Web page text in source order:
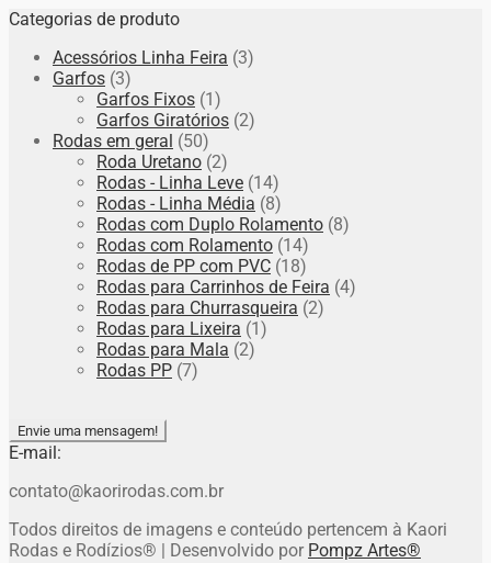
Categorias de produto
Acessórios Linha Feira (3)
Garfos (3)
Garfos Fixos (1)
Garfos Giratórios (2)
Rodas em geral (50)
Roda Uretano (2)
Rodas - Linha Leve (14)
Rodas - Linha Média (8)
Rodas com Duplo Rolamento (8)
Rodas com Rolamento (14)
Rodas de PP com PVC (18)
Rodas para Carrinhos de Feira (4)
Rodas para Churrasqueira (2)
Rodas para Lixeira (1)
Rodas para Mala (2)
Rodas PP (7)
Envie uma mensagem!
E-mail:
contato@kaorirodas.com.br
Todos direitos de imagens e conteúdo pertencem à Kaori
Rodas e Rodízios® | Desenvolvido por Pompz Artes®